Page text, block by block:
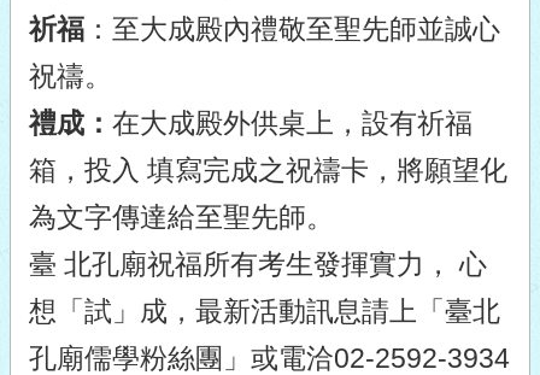
祈福 ：至大成殿內禮敬至聖先師並誠心
祝禱。
禮成： 在大成殿外供桌上，設有祈福
箱，投入 填寫完成之祝禱卡，將願望化
為文字傳達給至聖先師。
臺 北孔廟祝福所有考生發揮實力， 心
想「試」成，最新活動訊息請上「臺北
孔廟儒學粉絲團」或電洽02-2592-3934